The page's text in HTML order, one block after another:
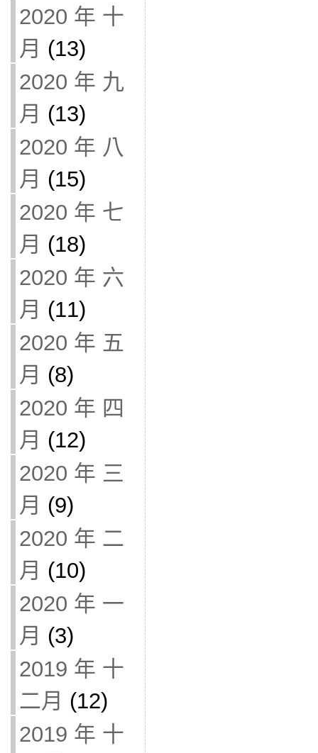
2020 年 十
月 (13)
2020 年 九
月 (13)
2020 年 八
月 (15)
2020 年 七
月 (18)
2020 年 六
月 (11)
2020 年 五
月 (8)
2020 年 四
月 (12)
2020 年 三
月 (9)
2020 年 二
月 (10)
2020 年 一
月 (3)
2019 年 十
二月 (12)
2019 年 十